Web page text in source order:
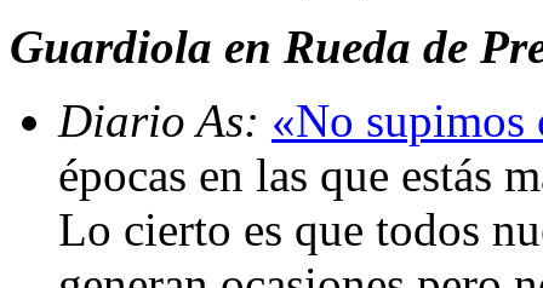
Guardiola en Rueda de
Diario As: «No supimos
épocas en las que estás
Lo cierto es que todos